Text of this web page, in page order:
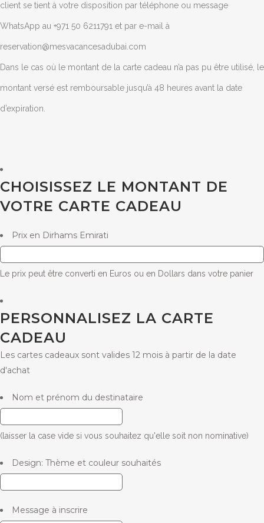
client se tient à votre disposition par téléphone ou message
WhatsApp au +971 50 6211791 et par e-mail à
reservation@mesvacancesadubai.com
Dans le cas où le montant de la carte cadeau n’a pas pu être utilisé, le
montant versé est remboursable jusqu’à 48 heures avant la date
d’expiration.
CHOISISSEZ LE MONTANT DE
VOTRE CARTE CADEAU
Prix en Dirhams Emirati
Le prix peut être converti en Euros ou en Dollars dans votre panier
PERSONNALISEZ LA CARTE
CADEAU
Les cartes cadeaux sont valides 12 mois à partir de la date
d'achat
Nom et prénom du destinataire
(laisser la case vide si vous souhaitez qu'elle soit non nominative)
Design: Thème et couleur souhaités
Message à inscrire